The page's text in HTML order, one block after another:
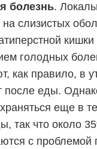
болезнь.
слизистых
кишки
голодных
как правило, в
после еды.
еще в
так что около
с проблемой